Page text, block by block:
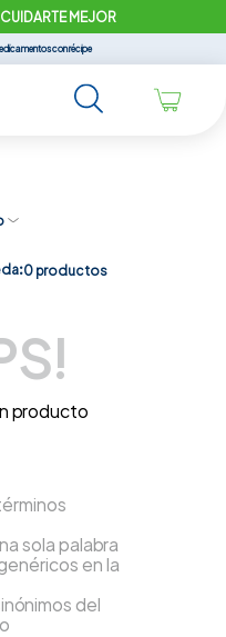
MEJOR
con récipe
0 productos
producto
sola palabra
en la
del